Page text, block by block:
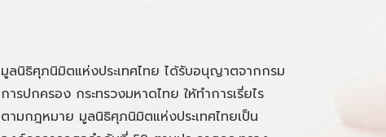
มูลนิธิศุภนิมิตแห่งประเทศไทย ได้รับอนุญาตจากกรม
การปกครอง กระทรวงมหาดไทย ให้ทำการเรี่ยไร
ตามกฎหมาย มูลนิธิศุภนิมิตแห่งประเทศไทยเป็น